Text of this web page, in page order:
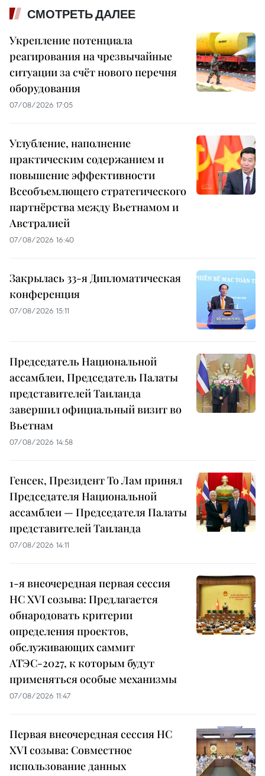
СМОТРЕТЬ ДАЛЕЕ
Укрепление потенциала
реагирования на чрезвычайные
ситуации за счёт нового перечня
оборудования
07/08/2026 17:05
Углубление, наполнение
практическим содержанием и
повышение эффективности
Всеобъемлющего стратегического
партнёрства между Вьетнамом и
Австралией
07/08/2026 16:40
Закрылась 33-я Дипломатическая
конференция
07/08/2026 15:11
Председатель Национальной
ассамблеи, Председатель Палаты
представителей Таиланда
завершил официальный визит во
Вьетнам
07/08/2026 14:58
Генсек, Президент То Лам принял
Председателя Национальной
ассамблеи — Председателя Палаты
представителей Таиланда
07/08/2026 14:11
1-я внеочередная первая сессия
НС XVI созыва: Предлагается
обнародовать критерии
определения проектов,
обслуживающих саммит
АТЭС-2027, к которым будут
применяться особые механизмы
07/08/2026 11:47
Первая внеочередная сессия НС
XVI созыва: Совместное
использование данных